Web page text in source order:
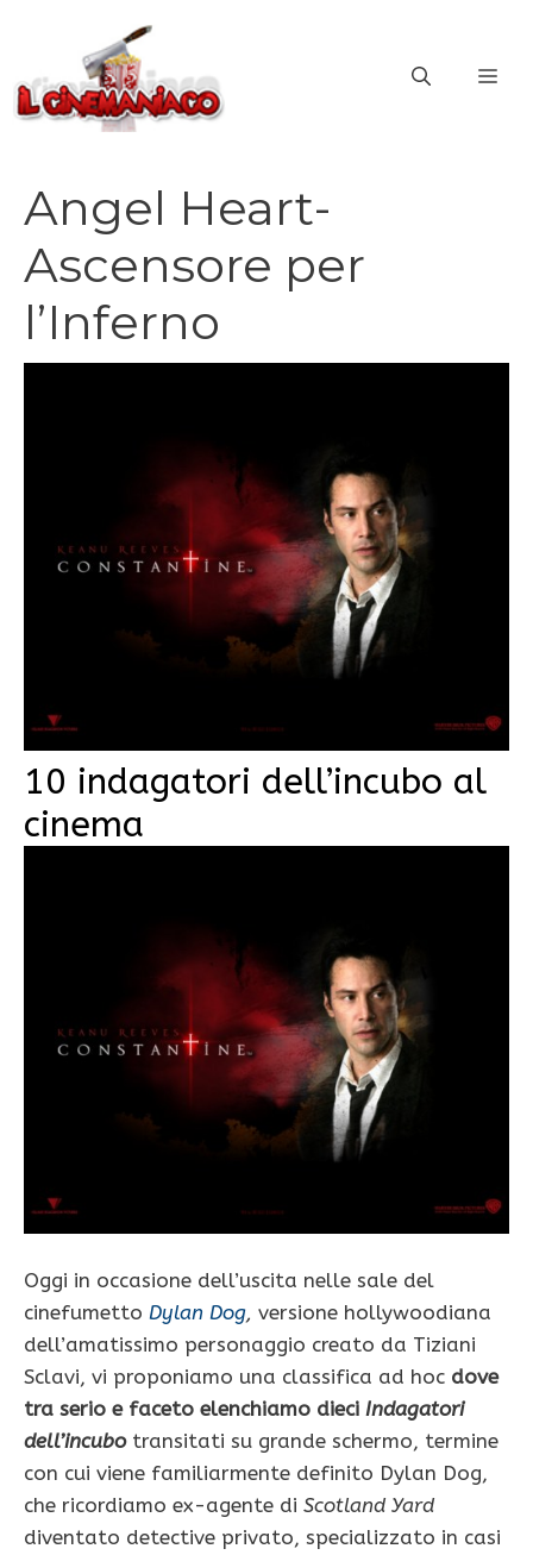
contenuto
Angel Heart-
Ascensore per
l’Inferno
10 indagatori dell’incubo al
cinema
Oggi in occasione dell’uscita nelle sale del
cinefumetto Dylan Dog, versione hollywoodiana
dell’amatissimo personaggio creato da Tiziani
Sclavi, vi proponiamo una classifica ad hoc dove
tra serio e faceto elenchiamo dieci Indagatori
dell’incubo transitati su grande schermo, termine
con cui viene familiarmente definito Dylan Dog,
che ricordiamo ex-agente di Scotland Yard
diventato detective privato, specializzato in casi